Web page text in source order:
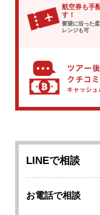
航空券も手
す！
要望に沿った
レンジも可
LINEで相談
お電話で相談